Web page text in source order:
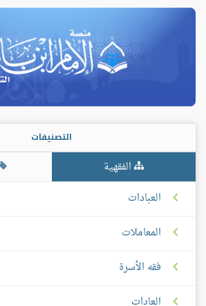
التصنيفات
الفقهية
العبادات
المعاملات
فقه الأسرة
العادات